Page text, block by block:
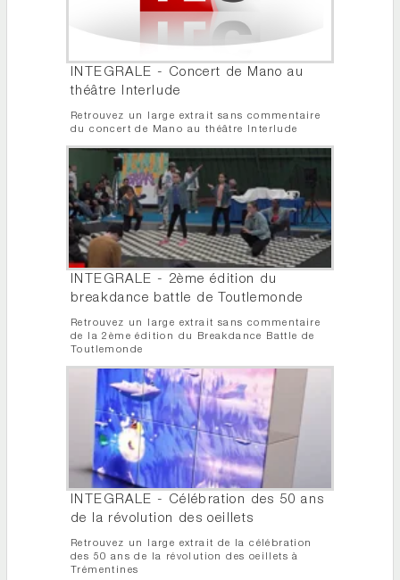
INTEGRALE - Concert de Mano au
théâtre Interlude
Retrouvez un large extrait sans commentaire
du concert de Mano au théâtre Interlude
INTEGRALE - 2ème édition du
breakdance battle de Toutlemonde
Retrouvez un large extrait sans commentaire
de la 2ème édition du Breakdance Battle de
Toutlemonde
INTEGRALE - Célébration des 50 ans
de la révolution des oeillets
Retrouvez un large extrait de la célébration
des 50 ans de la révolution des oeillets à
Trémentines